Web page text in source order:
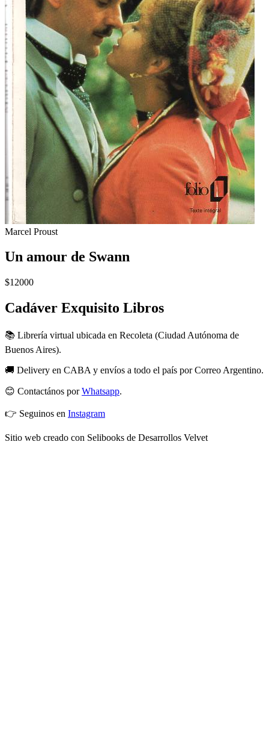
Marcel Proust
Un amour de Swann
$12000
Cadáver Exquisito Libros
📚 Librería virtual ubicada en Recoleta (Ciudad Autónoma de
Buenos Aires).
🚚 Delivery en CABA y envíos a todo el país por Correo Argentino.
😊 Contactános porWhatsapp.
👉 Seguinos en Instagram
Sitio web creado con Selibooks de Desarrollos Velvet